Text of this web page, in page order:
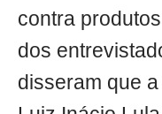
contra
dos
disseram que